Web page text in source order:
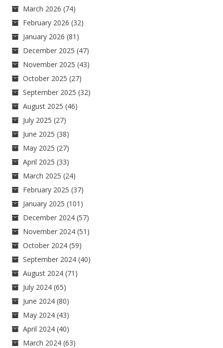
March 2026 (74)
February 2026 (32)
January 2026 (81)
December 2025 (47)
November 2025 (43)
October 2025 (27)
September 2025 (32)
August 2025 (46)
July 2025 (27)
June 2025 (38)
May 2025 (27)
April 2025 (33)
March 2025 (24)
February 2025 (37)
January 2025 (101)
December 2024 (57)
November 2024 (51)
October 2024 (59)
September 2024 (40)
August 2024 (71)
July 2024 (65)
June 2024 (80)
May 2024 (43)
April 2024 (40)
March 2024 (63)